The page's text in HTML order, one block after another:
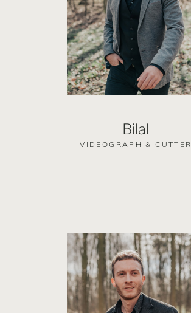
Bilal
VIDEOGRAPH & CUTTER